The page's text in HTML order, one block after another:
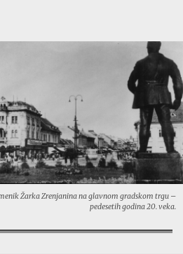
Žarka Zrenjanina na glavnom gradskom trgu –
pedesetih godina 20. veka.